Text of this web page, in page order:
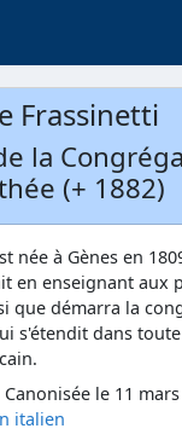
Frassinetti
la
(+ 1882)
née à Gènes en
en enseignant aux
que démarra la
s'étendit dans
le 11
italien